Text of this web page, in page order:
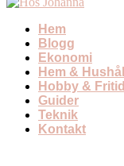
Hem
Blogg
Ekonomi
Hem & Hushåll
Hobby & Fritid
Guider
Teknik
Kontakt